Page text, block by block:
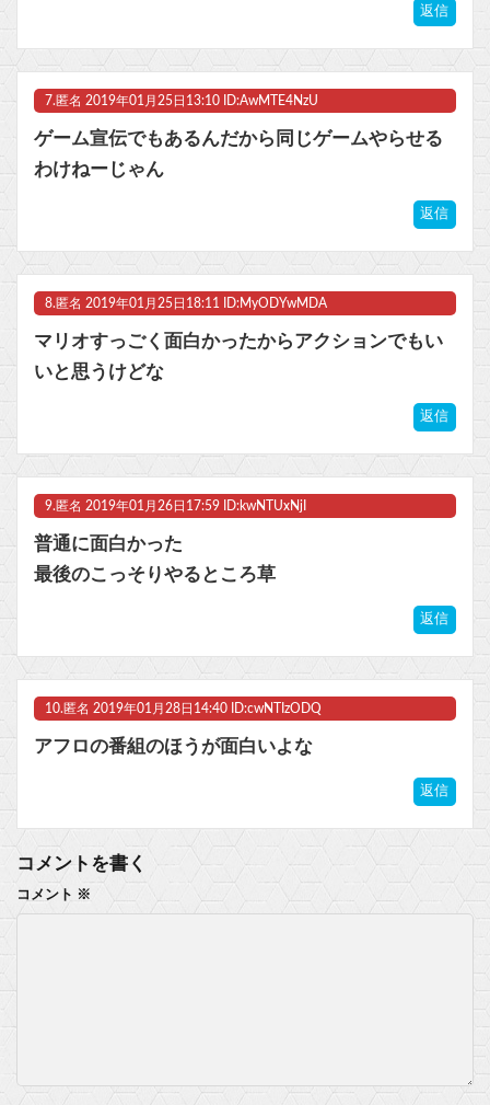
返信
7. 匿名 2019年01月25日13:10 ID:AwMTE4NzU
ゲーム宣伝でもあるんだから同じゲームやらせる
わけねーじゃん
返信
8. 匿名 2019年01月25日18:11 ID:MyODYwMDA
マリオすっごく面白かったからアクションでもい
いと思うけどな
返信
9. 匿名 2019年01月26日17:59 ID:kwNTUxNjI
普通に面白かった
最後のこっそりやるところ草
返信
10. 匿名 2019年01月28日14:40 ID:cwNTIzODQ
アフロの番組のほうが面白いよな
返信
コメントを書く
コメント ※